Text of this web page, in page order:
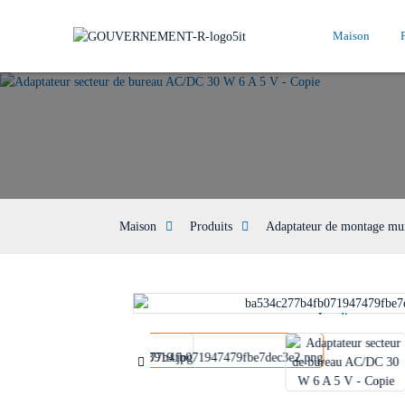
Maison
Maison Produits Adaptateur de montage
Loading...
Loading...